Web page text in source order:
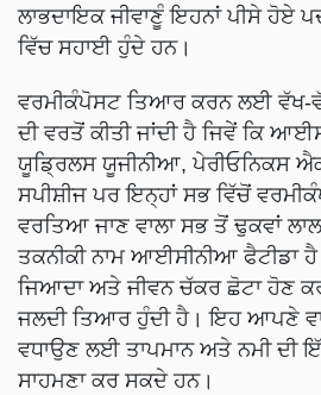
ਲਾਭਦਾਇਕ ਜੀਵਾਣੂੰ ਇਹਨਾਂ ਪੀਸੇ ਹੋਏ
ਵਿੱਚ ਸਹਾਈ ਹੁੰਦੇ ਹਨ।
ਵਰਮੀਕੰਪੋਸਟ ਤਿਆਰ ਕਰਨ ਲਈ
ਦੀ ਵਰਤੋਂ ਕੀਤੀ ਜਾਂਦੀ ਹੈ ਜਿਵੇਂ ਕਿ
ਯੂਡ੍ਰਿਲਸ ਯੂਜੀਨੀਆ, ਪੇਰੀਓਨਿਕਸ
ਸਪੀਸ਼ੀਜ ਪਰ ਇਨ੍ਹਾਂ ਸਭ ਵਿੱਚੋਂ
ਵਰਤਿਆ ਜਾਣ ਵਾਲਾ ਸਭ ਤੋਂ ਢੁਕਵਾਂ
ਤਕਨੀਕੀ ਨਾਮ ਆਈਸੀਨੀਆ ਫੈਟੀਡਾ
ਜਿਆਦਾ ਅਤੇ ਜੀਵਨ ਚੱਕਰ ਛੋਟਾ ਹੋਣ
ਜਲਦੀ ਤਿਆਰ ਹੁੰਦੀ ਹੈ। ਇਹ ਆਪਣੇ
ਵਧਾਉਣ ਲਈ ਤਾਪਮਾਨ ਅਤੇ ਨਮੀ ਦੀ
ਸਾਹਮਣਾ ਕਰ ਸਕਦੇ ਹਨ।